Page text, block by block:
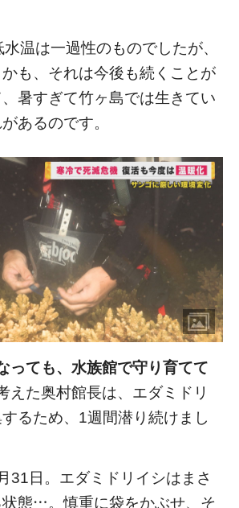
温は一過性のものでしたが、
も、それは今後も続くことが
暑すぎて竹ヶ島では生きてい
あるのです。
っても、水族館で守り育てて
えた奥村館長は、エダミドリ
るため、1週間潜り続けまし
31日。エダミドリイシはまさ
態…。慎重に袋をかぶせ、そ